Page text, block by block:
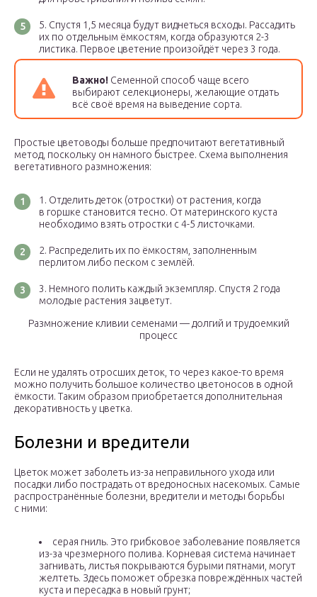
Спустя 1,5 месяца будут виднеться всходы. Рассадить
их по отдельным ёмкостям, когда образуются 2-3
листика. Первое цветение произойдёт через 3 года.
Важно! Семенной способ чаще всего
выбирают селекционеры, желающие отдать
всё своё время на выведение сорта.
Простые цветоводы больше предпочитают вегетативный
метод, поскольку он намного быстрее. Схема выполнения
вегетативного размножения:
Отделить деток (отростки) от растения, когда
в горшке становится тесно. От материнского куста
необходимо взять отростки с 4-5 листочками.
Распределить их по ёмкостям, заполненным
перлитом либо песком с землёй.
Немного полить каждый экземпляр. Спустя 2 года
молодые растения зацветут.
Размножение кливии семенами — долгий и трудоемкий
процесс
Если не удалять отросших деток, то через какое-то время
можно получить большое количество цветоносов в одной
ёмкости. Таким образом приобретается дополнительная
декоративность у цветка.
Болезни и вредители
Цветок может заболеть из-за неправильного ухода или
посадки либо пострадать от вредоносных насекомых. Самые
распространённые болезни, вредители и методы борьбы
с ними:
серая гниль. Это грибковое заболевание появляется
из-за чрезмерного полива. Корневая система начинает
загнивать, листья покрываются бурыми пятнами, могут
желтеть. Здесь поможет обрезка повреждённых частей
куста и пересадка в новый грунт;